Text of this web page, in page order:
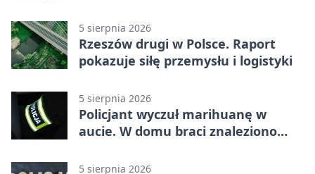
5 sierpnia 2026
Rzeszów drugi w Polsce. Raport
pokazuje siłę przemysłu i logistyki
5 sierpnia 2026
Policjant wyczuł marihuanę w
aucie. W domu braci znaleziono
5 sierpnia 2026